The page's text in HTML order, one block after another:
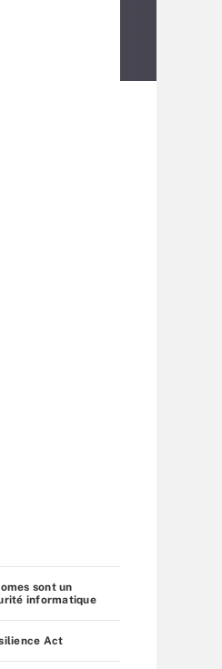
sont un
informatique
Act